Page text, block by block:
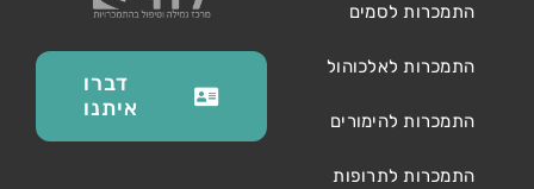
התמכרות לסמים
התמכרות לאלכוהול
התמכרות להימורים
התמכרות לתרופות
דברו
איתנו